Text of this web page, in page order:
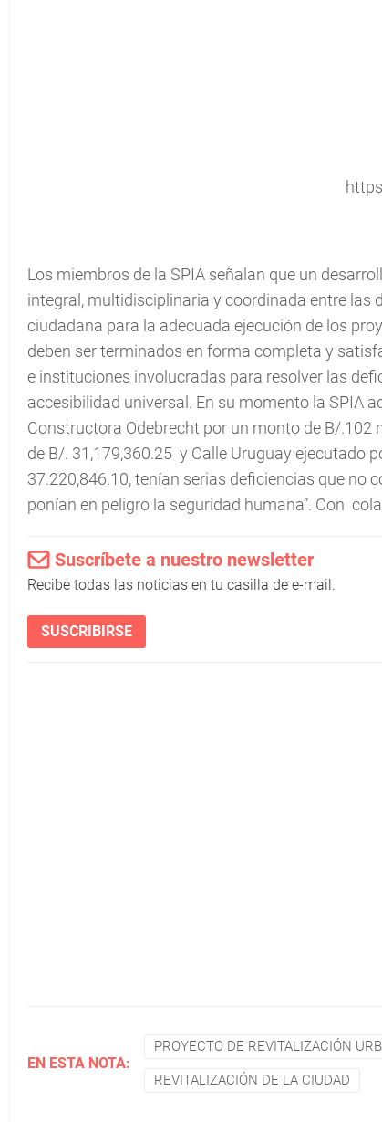
Los miembros de la SPIA señalan que un
integral, multidisciplinaria y coordinada entre
ciudadana para la adecuada ejecución de los
deben ser terminados en forma completa y
e instituciones involucradas para resolver las
accesibilidad universal. En su momento la SPIA
Constructora Odebrecht por un monto de B/.102
de B/. 31,179,360.25 y Calle Uruguay ejecutado
37.220,846.10, tenían serias deficiencias que no
ponían en peligro la seguridad humana”. Con
Suscríbete a nuestro newsletter
Recibe todas las noticias en tu casilla de e-mail.
SUSCRIBIRSE
EN ESTA NOTA:
PROYECTO DE REVITALIZACIÓN
REVITALIZACIÓN DE LA CIUDAD